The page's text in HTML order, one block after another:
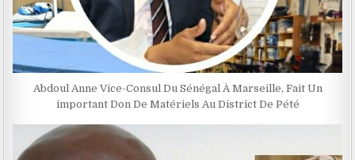
Abdoul Anne Vice-Consul Du Sénégal À Marseille, Fait Un
important Don De Matériels Au District De Pété